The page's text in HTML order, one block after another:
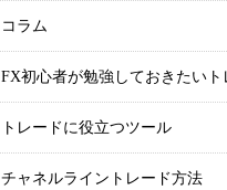
コラム
FX初心者が勉強しておきたいト
トレードに役立つツール
チャネルライントレード方法